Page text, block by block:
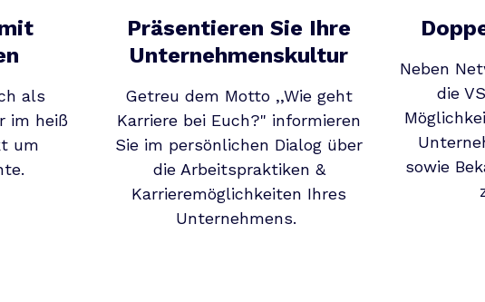
als
im heiß
um
Präsentieren Sie Ihre
Unternehmenskultur
Getreu dem Motto ,,Wie geht
Karriere bei Euch?" informieren
Sie im persönlichen Dialog über
die Arbeitspraktiken &
Karrieremöglichkeiten Ihres
Unternehmens.
Neben
die
sowie